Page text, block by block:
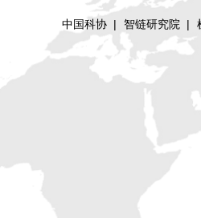
中国科协 | 智链研究院 |